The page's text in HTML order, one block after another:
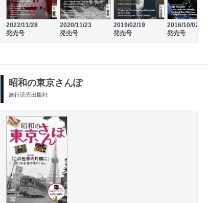
2025/05/31
発売号
2025/03/31
発売号
2022/11/28
発売号
2020/11/23
発売号
2019/02/19
発売号
2016/10/07
発売号
昭和の東京さんぽ
旅行読売出版社